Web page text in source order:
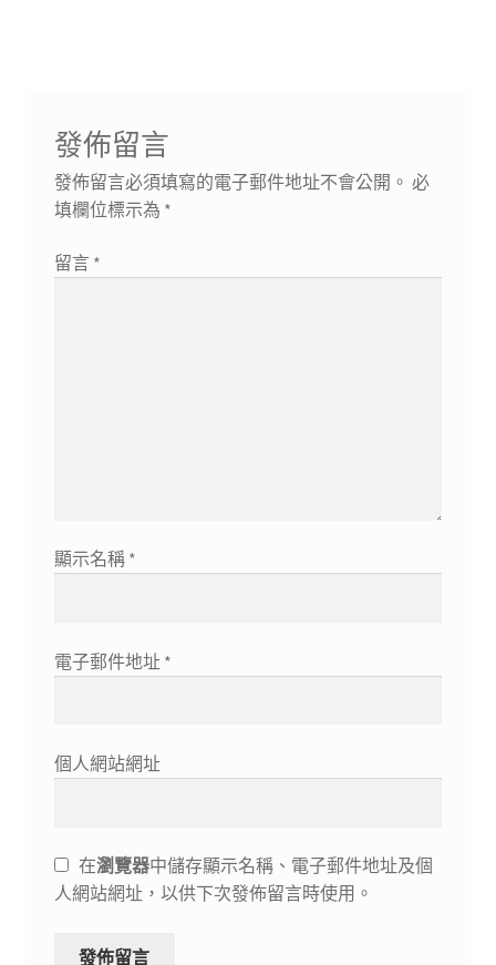
發佈留言
發佈留言必須填寫的電子郵件地址不會公開。 必
填欄位標示為 *
留言 *
顯示名稱 *
電子郵件地址 *
個人網站網址
在瀏覽器中儲存顯示名稱、電子郵件地址及個
人網站網址，以供下次發佈留言時使用。